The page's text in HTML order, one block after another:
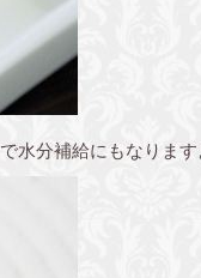
水分補給にもなります